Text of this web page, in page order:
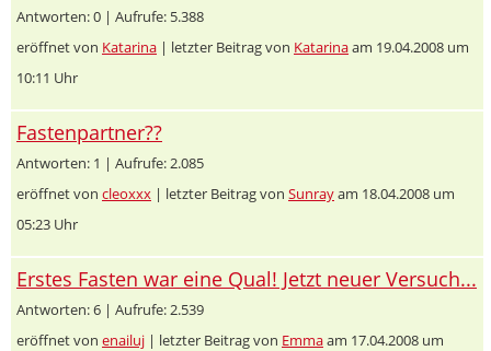
Antworten: 0 | Aufrufe: 5.388
eröffnet von Katarina | letzter Beitrag von Katarinaam 19.04.2008 um
10:11 Uhr
Fastenpartner??
Antworten: 1 | Aufrufe: 2.085
eröffnet von cleoxxx | letzter Beitrag von Sunrayam 18.04.2008 um
05:23 Uhr
Erstes Fasten war eine Qual! Jetzt neuer Versuch...
Antworten: 6 | Aufrufe: 2.539
eröffnet von enailuj | letzter Beitrag von Emmaam 17.04.2008 um